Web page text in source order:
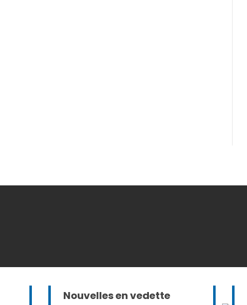
Nouvelles en vedette